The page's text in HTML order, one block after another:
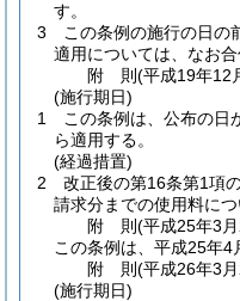
す。
3
この条例の施行の日の
適用については、なお合
附 則(平成19年12
(施行期日)
1
この条例は、公布の日
ら適用する。
(経過措置)
2
改正後の第16条第1項
請求分までの使用料に
附 則(平成25年3
この条例は、平成25年4
附 則(平成26年3
(施行期日)